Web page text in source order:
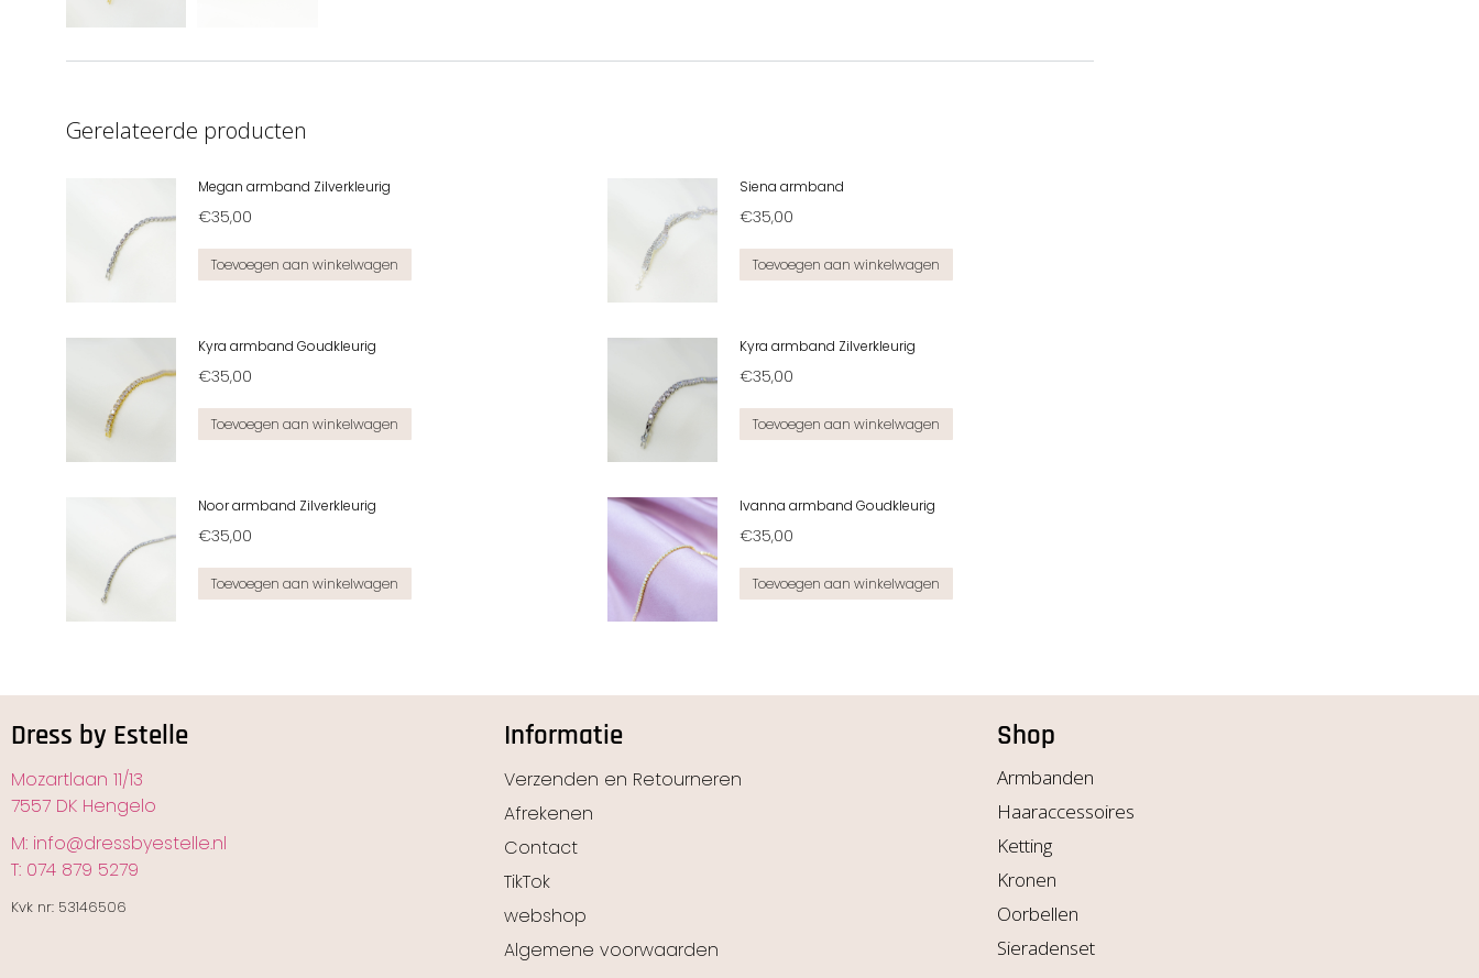
Gerelateerde producten
Megan armband Zilverkleurig
€35,00
Toevoegen aan winkelwagen
Siena armband
€35,00
Toevoegen aan winkelwagen
Kyra armband Goudkleurig
€35,00
Toevoegen aan winkelwagen
Kyra armband Zilverkleurig
€35,00
Toevoegen aan winkelwagen
Noor armband Zilverkleurig
€35,00
Toevoegen aan winkelwagen
Ivanna armband Goudkleurig
€35,00
Toevoegen aan winkelwagen
Dress by Estelle
Mozartlaan 11/13
7557 DK Hengelo
M: info@dressbyestelle.nl
T: 074 879 5279
Kvk nr: 53146506
Informatie
Verzenden en Retourneren
Afrekenen
Contact
TikTok
webshop
Algemene voorwaarden
Shop
Armbanden
Haaraccessoires
Ketting
Kronen
Oorbellen
Sieradenset